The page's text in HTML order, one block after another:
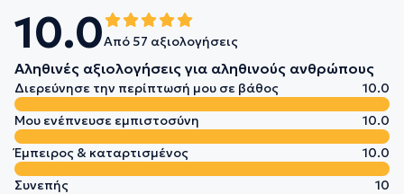
10.0Από 57 αξιολογήσεις
Αληθινές αξιολογήσεις για αληθινούς ανθρώπους
Διερεύνησε την περίπτωσή μου σε βάθος
10.0
Μου ενέπνευσε εμπιστοσύνη
10.0
Έμπειρος & καταρτισμένος
10.0
Συνεπής
10